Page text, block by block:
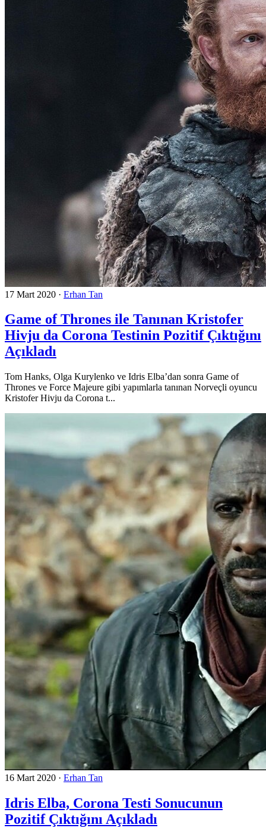
17 Mart 2020 · Erhan Tan
Game of Thrones ile Tanınan Kristofer
Hivju da Corona Testinin Pozitif Çıktığını
Açıkladı
Tom Hanks, Olga Kurylenko ve Idris Elba’dan sonra Game of
Thrones ve Force Majeure gibi yapımlarla tanınan Norveçli oyuncu
Kristofer Hivju da Corona t...
16 Mart 2020 · Erhan Tan
Idris Elba, Corona Testi Sonucunun
Pozitif Çıktığını Açıkladı